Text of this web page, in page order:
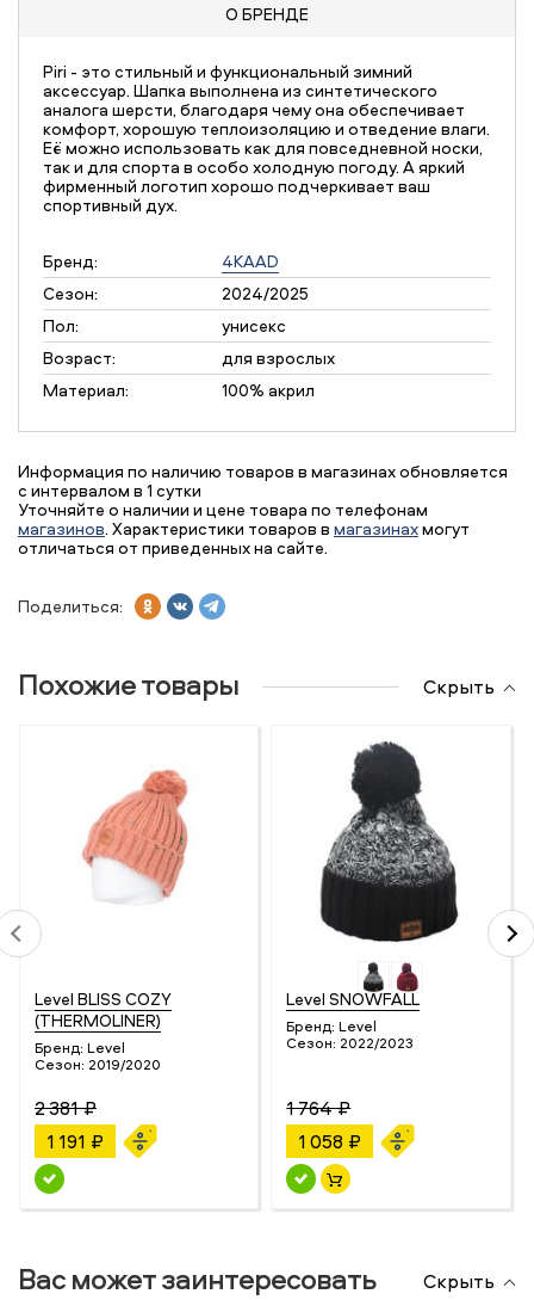
О БРЕНДЕ
Piri - это стильный и функциональный зимний
аксессуар. Шапка выполнена из синтетического
аналога шерсти, благодаря чему она обеспечивает
комфорт, хорошую теплоизоляцию и отведение влаги.
Её можно использовать как для повседневной носки,
так и для спорта в особо холодную погоду. А яркий
фирменный логотип хорошо подчеркивает ваш
спортивный дух.
Бренд:
4KAAD
Сезон:
2024/2025
Пол:
унисекс
Возраст:
для взрослых
Материал:
100% акрил
Информация по наличию товаров в магазинах обновляется
с интервалом в 1 сутки
Уточняйте о наличии и цене товара по телефонам
магазинов. Характеристики товаров в магазинахмогут
отличаться от приведенных на сайте.
Поделиться:
Похожие товары Скрыть
Level BLISS COZY
(THERMOLINER)
Бренд: Level
Сезон: 2019/2020
2 381 ₽
1 191 ₽
Level SNOWFALL
Бренд: Level
Сезон: 2022/2023
1 764 ₽
1 058 ₽
Вас может заинтересовать Скрыть